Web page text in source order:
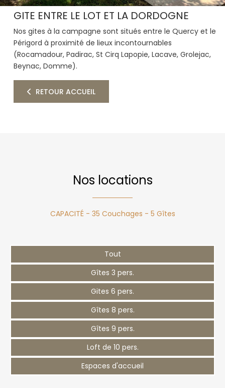
GITE ENTRE LE LOT ET LA DORDOGNE
Nos gites à la campagne sont situés entre le Quercy et le
Périgord à proximité de lieux incontournables
(Rocamadour, Padirac, St Cirq Lapopie, Lacave, Grolejac,
Beynac, Domme).
RETOUR ACCUEIL
Nos locations
CAPACITÉ - 35 Couchages - 5 Gîtes
Tout
Gîtes 3 pers.
Gites 6 pers.
Gîtes 8 pers.
Gîtes 9 pers.
Loft de 10 pers.
Espaces d'accueil